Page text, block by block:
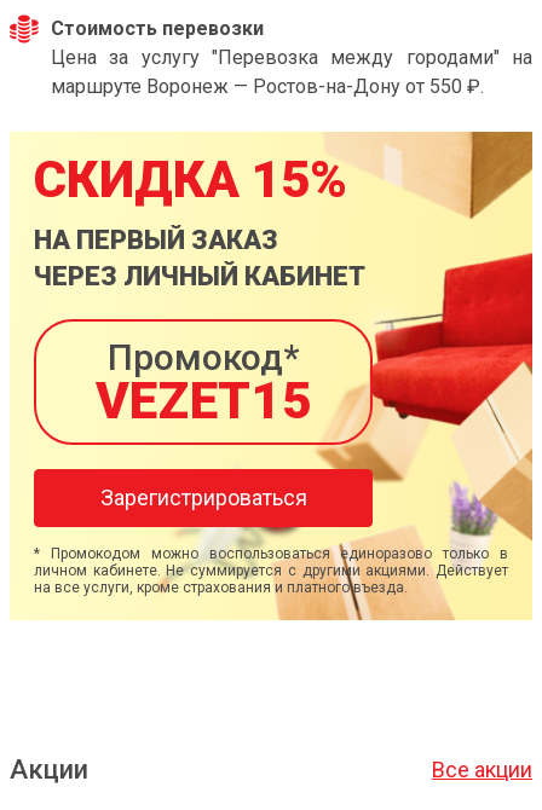
Стоимость перевозки
Цена за услугу "Перевозка между городами" на
маршруте Воронеж — Ростов-на-Дону от 550 ₽.
СКИДКА 15%
НА ПЕРВЫЙ ЗАКАЗ
ЧЕРЕЗ ЛИЧНЫЙ КАБИНЕТ
Промокод*
VEZET15
Зарегистрироваться
* Промокодом можно воспользоваться единоразово только в
личном кабинете. Не суммируется с другими акциями. Действует
на все услуги, кроме страхования и платного въезда.
Акции Все акции